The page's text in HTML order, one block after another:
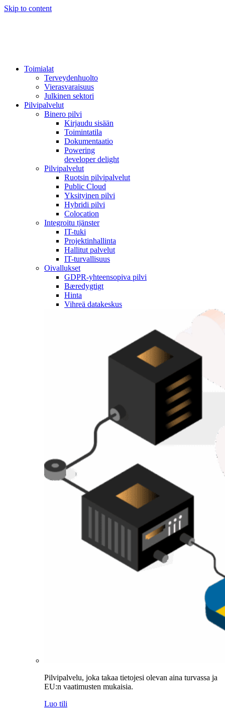
Skip to content
Toimialat
Terveydenhuolto
Vierasvaraisuus
Julkinen sektori
Pilvipalvelut
Binero pilvi
Kirjaudu sisään
Toimintatila
Dokumentaatio
Powering
developer delight
Pilvipalvelut
Ruotsin pilvipalvelut
Public Cloud
Yksityinen pilvi
Hybridi pilvi
Colocation
Integroitu tjänster
IT-tuki
Projektinhallinta
Hallitut palvelut
IT-turvallisuus
Oivallukset
GDPR-yhteensopiva pilvi
Bæredygtigt
Hinta
Vihreä datakeskus
Pilvipalvelu, joka takaa tietojesi olevan aina turvassa ja
EU:n vaatimusten mukaisia.
Luo tili